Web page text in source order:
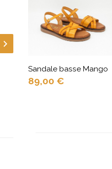
Sandale basse Mango
89,00 €